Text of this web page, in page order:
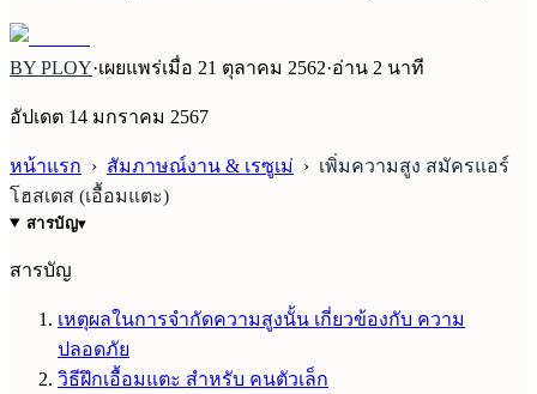
BY PLOY·เผยแพร่เมื่อ 21 ตุลาคม 2562·อ่าน 2 นาที
อัปเดต 14 มกราคม 2567
หน้าแรก › สัมภาษณ์งาน & เรซูเม่ › เพิ่มความสูง สมัครแอร์
โฮสเตส (เอื้อมแตะ)
สารบัญ▾
สารบัญ
เหตุผลในการจำกัดความสูงนั้น เกี่ยวข้องกับ ความ
ปลอดภัย
วิธีฝึกเอื้อมแตะ สำหรับ คนตัวเล็ก